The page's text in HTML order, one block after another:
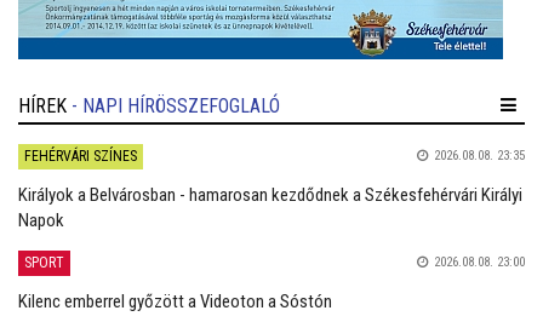
HÍREK - NAPI HÍRÖSSZEFOGLALÓ
FEHÉRVÁRI SZÍNES 2026.08.08. 23:35
Királyok a Belvárosban - hamarosan kezdődnek a Székesfehérvári Királyi
Napok
SPORT 2026.08.08. 23:00
Kilenc emberrel győzött a Videoton a Sóstón